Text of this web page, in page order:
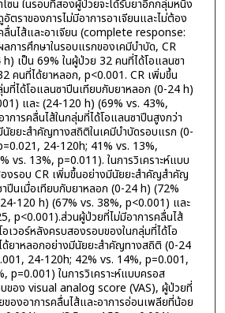
ซน ในรอบที่สองผู้ป่วยจะได้รับยาอีกกลุ่มหนึ่ง
ตราของการไม่มีอาการอาเจียนและไม่ต้อง
ลื่นไส้และอาเจียน (complete response:
การศึกษาในรอบแรกของเคมีบำบัด, CR
เป็น 69% ในผู้ป่วย 32 คนที่ได้โอแลนซา
คนที่ได้ยาหลอก, p<0.001. CR เพิ่มขึ้น
ที่ได้โอแลนซาปีนเทียบกับยาหลอก (0-24 h)
และ (24-120 h) (69% vs. 43%,
การคลื่นไส้ในกลุ่มที่ได้โอแลนซาปีนสูงกว่า
ยยะสำคัญทางสถิติในเคมีบำบัดรอบแรก (0-
24-120h; 41% vs. 13%,
vs. 13%, p=0.011). ในการวิเคราะห์แบบ
งรอบ CR เพิ่มขึ้นอย่างมีนัยยะสำคัญสำคัญ
ปีนเมื่อเทียบกับยาหลอก (0-24 h) (72%
120 h) (67% vs. 38%, p<0.001) และ
p<0.001).ส่วนผู้ป่วยที่ไม่มีอาการคลื่นไส้
เวอร์หลังครบสองรอบของในกลุ่มที่ได้โอ
ยาหลอกอย่างมีนัยยะสำคัญทางสถิติ (0-24
24-120h; 42% vs. 14%, p=0.001,
p=0.001) ในการวิเคราะห์แบบครอส
ของ visual analog score (VAS), ผู้ป่วยที่
ของอาการคลื่นไส้และอาการอ่อนเพลียที่น้อย